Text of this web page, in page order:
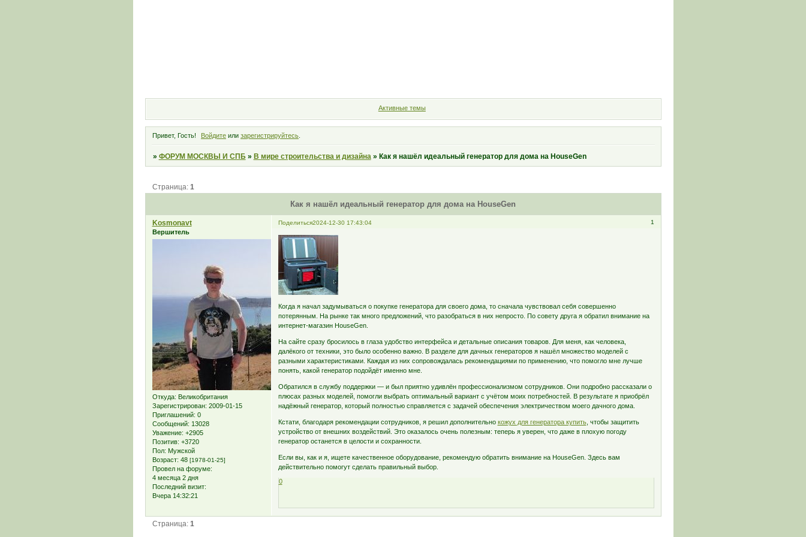
Активные темы
Привет, Гость! Войдите или зарегистрируйтесь.
» ФОРУМ МОСКВЫ И СПБ » В мире строительства и дизайна » Как я нашёл идеальный генератор для дома на HouseGen
Как я нашёл идеальный генератор для дома на HouseGen
Страница: 1
Поделиться 1
2024-12-30 17:43:04
Kosmonavt
Вершитель
Откуда: Великобритания
Зарегистрирован: 2009-01-15
Приглашений: 0
Сообщений: 13028
Уважение: +2905
Позитив: +3720
Пол: Мужской
Возраст: 48 [1978-01-25]
Провел на форуме:
4 месяца 2 дня
Последний визит:
Вчера 14:32:21
Когда я начал задумываться о покупке генератора для своего дома, то сначала чувствовал себя совершенно
потерянным. На рынке так много предложений, что разобраться в них непросто. По совету друга я обратил внимание на
интернет-магазин HouseGen.
На сайте сразу бросилось в глаза удобство интерфейса и детальные описания товаров. Для меня, как человека,
далёкого от техники, это было особенно важно. В разделе для дачных генераторов я нашёл множество моделей с
разными характеристиками. Каждая из них сопровождалась рекомендациями по применению, что помогло мне лучше
понять, какой генератор подойдёт именно мне.
Обратился в службу поддержки — и был приятно удивлён профессионализмом сотрудников. Они подробно рассказали о
плюсах разных моделей, помогли выбрать оптимальный вариант с учётом моих потребностей. В результате я приобрёл
надёжный генератор, который полностью справляется с задачей обеспечения электричеством моего дачного дома.
Кстати, благодаря рекомендации сотрудников, я решил дополнительно кожух для генератора купить, чтобы защитить
устройство от внешних воздействий. Это оказалось очень полезным: теперь я уверен, что даже в плохую погоду
генератор останется в целости и сохранности.
Если вы, как и я, ищете качественное оборудование, рекомендую обратить внимание на HouseGen. Здесь вам
действительно помогут сделать правильный выбор.
0
Страница: 1